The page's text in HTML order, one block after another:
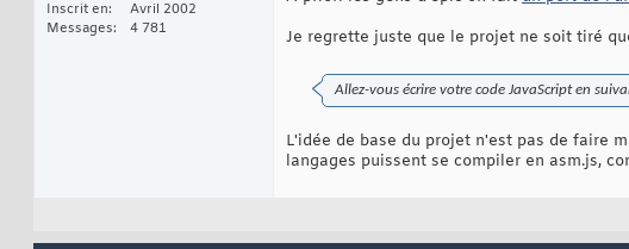
Inscrit en
Avril 2002
Messages
4 781
Je regrette juste que le projet ne soit tiré
Allez-vous écrire votre code JavaScript en
L'idée de base du projet n'est pas de faire
langages puissent se compiler en asm.js,